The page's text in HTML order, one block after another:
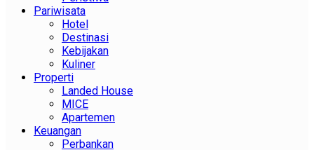
Pariwisata
Hotel
Destinasi
Kebijakan
Kuliner
Properti
Landed House
MICE
Apartemen
Keuangan
Perbankan